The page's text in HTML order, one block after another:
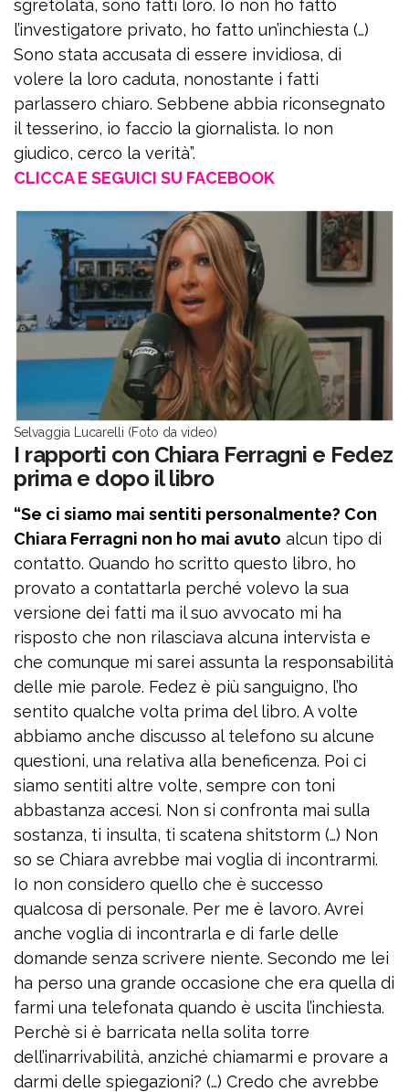
sgretolata, sono fatti loro. Io non ho fatto
l’investigatore privato, ho fatto un’inchiesta (…)
Sono stata accusata di essere invidiosa, di
volere la loro caduta, nonostante i fatti
parlassero chiaro. Sebbene abbia riconsegnato
il tesserino, io faccio la giornalista. Io non
giudico, cerco la verità”.
CLICCA E SEGUICI SU FACEBOOK
Selvaggia Lucarelli (Foto da video)
I rapporti con Chiara Ferragni e Fedez
prima e dopo il libro
“Se ci siamo mai sentiti personalmente? Con
Chiara Ferragni non ho mai avuto alcun tipo di
contatto. Quando ho scritto questo libro, ho
provato a contattarla perché volevo la sua
versione dei fatti ma il suo avvocato mi ha
risposto che non rilasciava alcuna intervista e
che comunque mi sarei assunta la responsabilità
delle mie parole. Fedez è più sanguigno, l’ho
sentito qualche volta prima del libro. A volte
abbiamo anche discusso al telefono su alcune
questioni, una relativa alla beneficenza. Poi ci
siamo sentiti altre volte, sempre con toni
abbastanza accesi. Non si confronta mai sulla
sostanza, ti insulta, ti scatena shitstorm (…) Non
so se Chiara avrebbe mai voglia di incontrarmi.
Io non considero quello che è successo
qualcosa di personale. Per me è lavoro. Avrei
anche voglia di incontrarla e di farle delle
domande senza scrivere niente. Secondo me lei
ha perso una grande occasione che era quella di
farmi una telefonata quando è uscita l’inchiesta.
Perchè si è barricata nella solita torre
dell’inarrivabilità, anziché chiamarmi e provare a
darmi delle spiegazioni? (…) Credo che avrebbe